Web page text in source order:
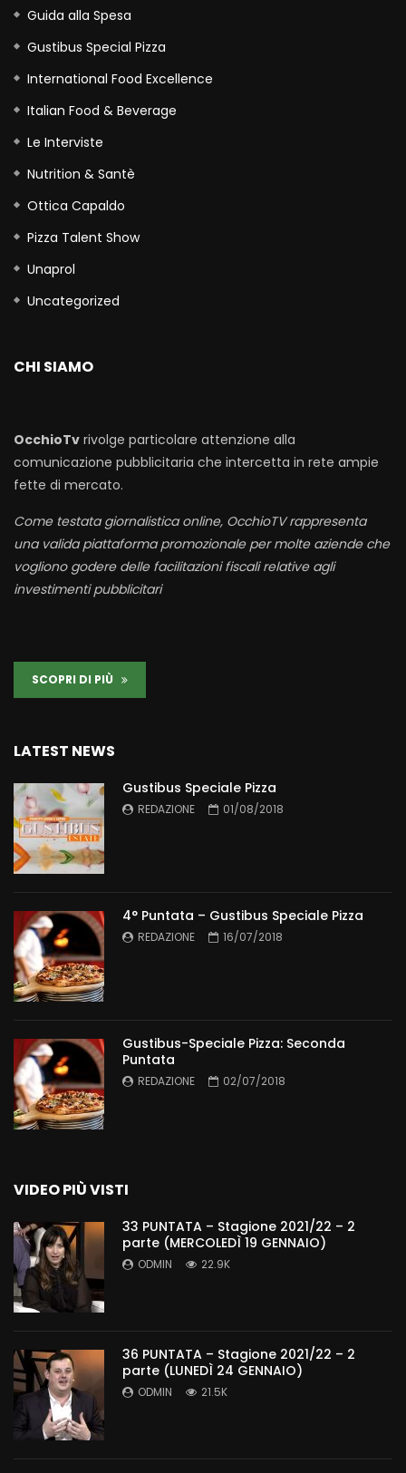
Guida alla Spesa
Gustibus Special Pizza
International Food Excellence
Italian Food & Beverage
Le Interviste
Nutrition & Santè
Ottica Capaldo
Pizza Talent Show
Unaprol
Uncategorized
CHI SIAMO
OcchioTv rivolge particolare attenzione alla
comunicazione pubblicitaria che intercetta in rete ampie
fette di mercato.
Come testata giornalistica online, OcchioTV rappresenta
una valida piattaforma promozionale per molte aziende che
vogliono godere delle facilitazioni fiscali relative agli
investimenti pubblicitari
SCOPRI DI PIÙ
LATEST NEWS
Gustibus Speciale Pizza
REDAZIONE 01/08/2018
4° Puntata – Gustibus Speciale Pizza
REDAZIONE 16/07/2018
Gustibus-Speciale Pizza: Seconda
Puntata
REDAZIONE 02/07/2018
VIDEO PIÙ VISTI
33 PUNTATA – Stagione 2021/22 – 2
parte (MERCOLEDÌ 19 GENNAIO)
ODMIN 22.9K
36 PUNTATA – Stagione 2021/22 – 2
parte (LUNEDÌ 24 GENNAIO)
ODMIN 21.5K